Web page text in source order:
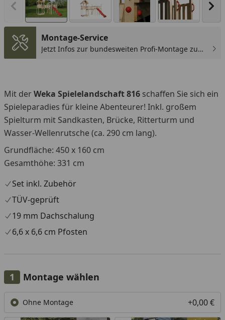
Vorheriges Bild anzeigen
Montage-Service
Jetzt Infos zur bundesweiten Profi-Montage zum
Mit derWeka Spielelandschaft 816 schaffen Sie sich ein
Spieleparadies für kleine Abenteurer! Inkl. großem
Spielturm mit Sandkasten, Brücke, Ritterturm und
Wasser-Wellenrutsche (ca. 290 cm lang).
Grundfläche: 450 x 160 cm
Gesamthöhe: 331 cm
Set inkl. Zubehör
TÜV-geprüft
19 mm Dachschalung
6,6 x 6,6 cm Pfosten
Montage wählen
Ohne Montage +0,00 €